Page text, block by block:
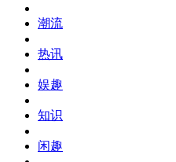
潮流
热讯
娱趣
知识
闲趣